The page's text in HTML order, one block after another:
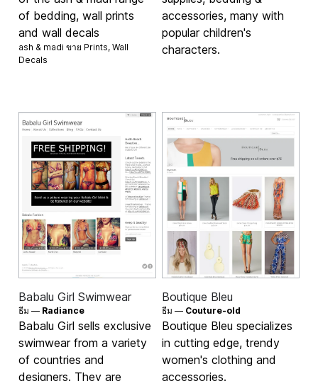
of bedding, wall prints
and wall decals
ash & madi ขาย Prints,Wall
Decals
accessories, many with
popular children's
characters.
Babalu Girl Swimwear
ธีม — Radiance
Babalu Girl sells exclusive
swimwear from a variety
of countries and
designers. They are
Boutique Bleu
ธีม — Couture-old
Boutique Bleu specializes
in cutting edge, trendy
women's clothing and
accessories.